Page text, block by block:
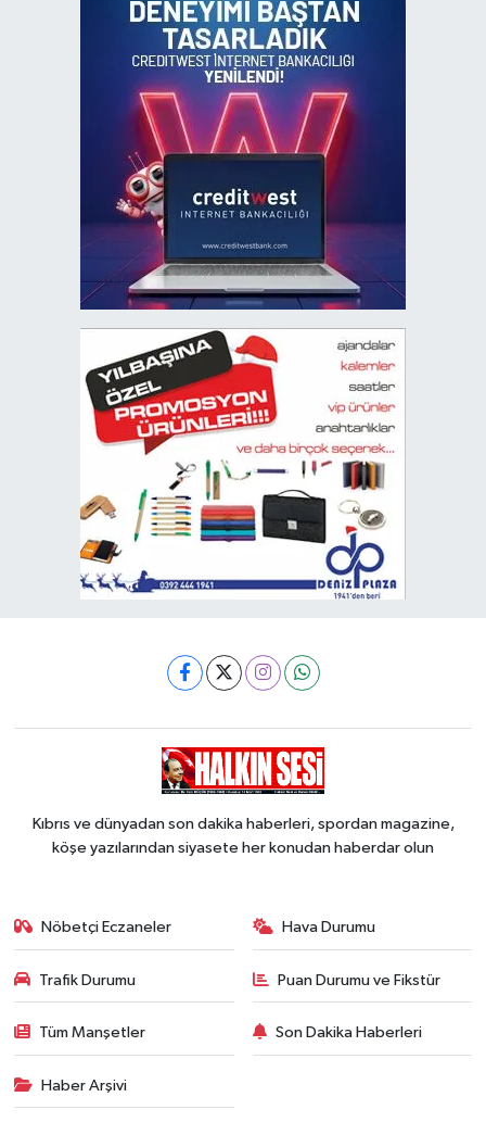
Kıbrıs ve dünyadan son dakika haberleri, spordan magazine,
köşe yazılarından siyasete her konudan haberdar olun
Nöbetçi Eczaneler Hava Durumu
Trafik Durumu Puan Durumu ve Fikstür
Tüm Manşetler Son Dakika Haberleri
Haber Arşivi